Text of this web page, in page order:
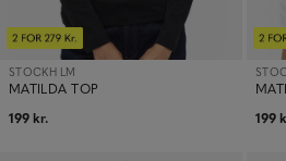
MATILDA TOP
STOCKH LM
199 kr. 199